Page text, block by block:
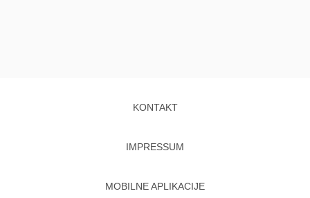
KONTAKT
IMPRESSUM
MOBILNE APLIKACIJE